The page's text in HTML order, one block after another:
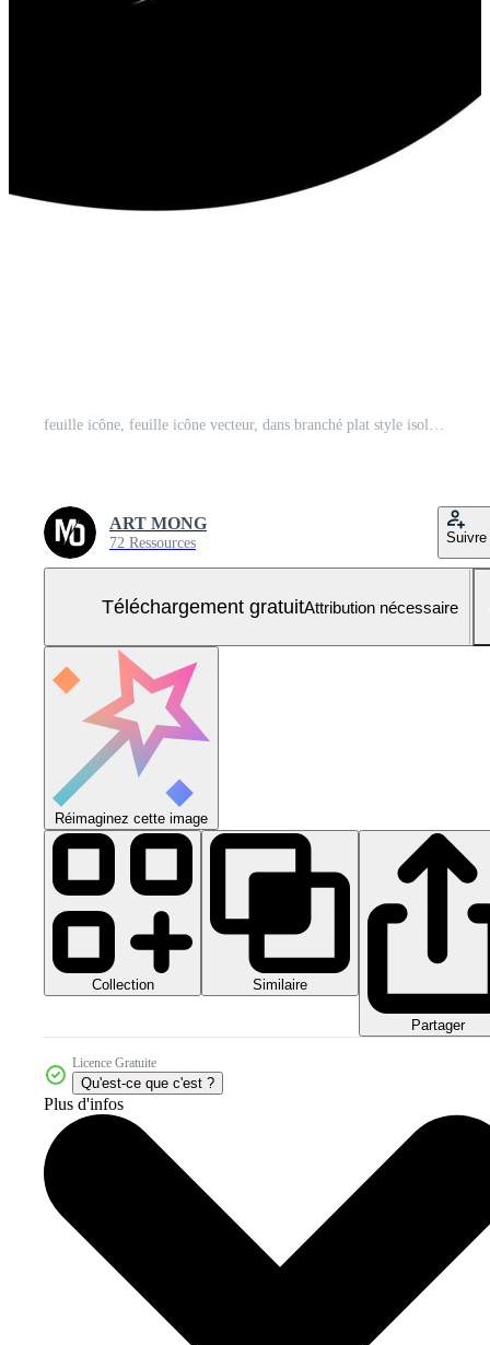
feuille icône, feuille icône vecteur, dans branché plat style isolé sur blanc Contexte Vecteur Gratuit et SVG Gratuit
ART MONG
72 Ressources Suivre
Téléchargement gratuitAttribution nécessaire
Réimaginez cette image
Collection Similaire
Partager
Licence Gratuite
Qu'est-ce que c'est ?
Plus d'infos